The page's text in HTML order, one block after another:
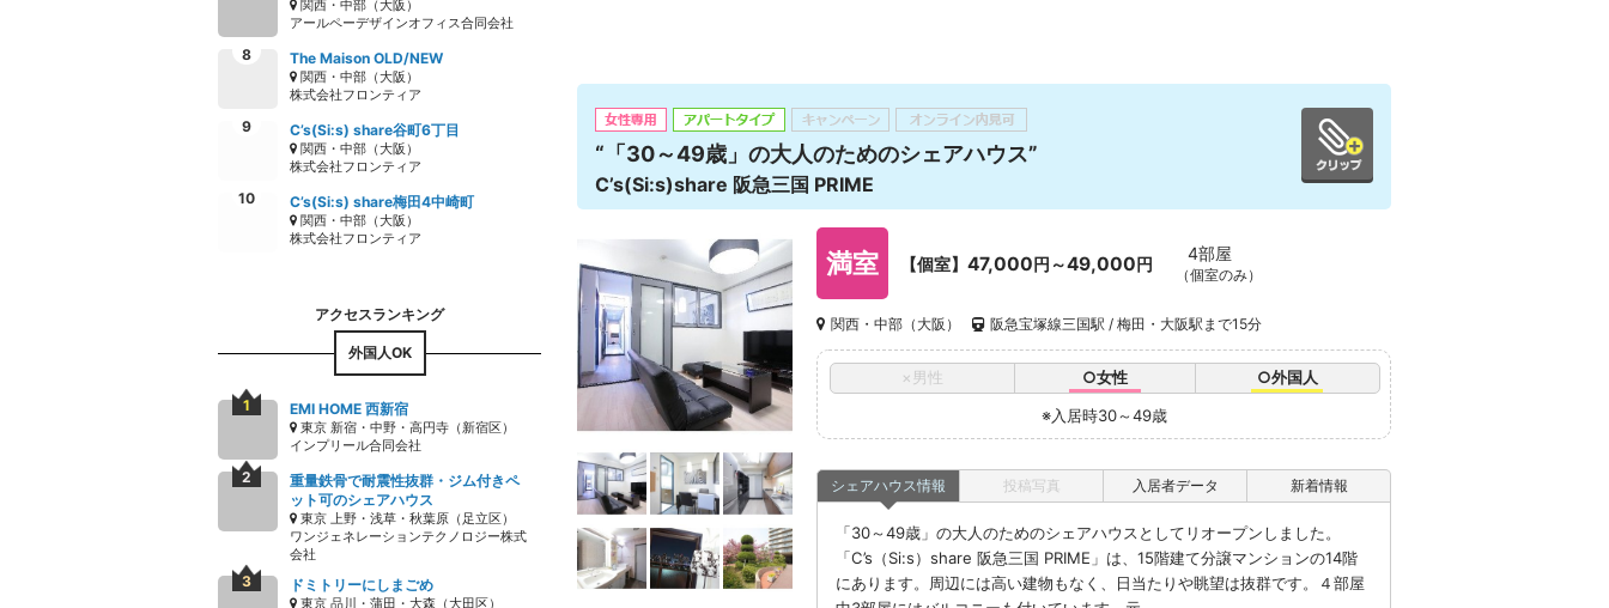
関西・中部（大阪）
アールペーデザインオフィス合同会社
The Maison OLD/NEW
関西・中部（大阪）
株式会社フロンティア
C’s(Si:s) share谷町6丁目
関西・中部（大阪）
株式会社フロンティア
C’s(Si:s) share梅田4中崎町
関西・中部（大阪）
株式会社フロンティア
外国人OK
EMI HOME 西新宿
東京 新宿・中野・高円寺（新宿区）
インプリール合同会社
重量鉄骨で耐震性抜群・ジム付きペ
ット可のシェアハウス
東京 上野・浅草・秋葉原（足立区）
ワンジェネレーションテクノロジー株式
会社
ドミトリーにしまごめ
東京 品川・蒲田・大森（大田区）
“「30～49歳」の大人のためのシェアハウス”
C’s(Si:s)share 阪急三国 PRIME
満室 【個室】 47,000円～49,000円 4部屋
（個室のみ）
関西・中部（大阪） 阪急宝塚線三国駅 / 梅田・大阪駅まで15分
×男性 ○女性
○外国人
※入居時30～49歳
シェアハウス情報
「30～49歳」の大人のためのシェアハウスとしてリオープンしました。
「C’s（Si:s）share 阪急三国 PRIME」は、15階建て分譲マンションの14階
にあります。周辺には高い建物もなく、日当たりや眺望は抜群です。４部屋
投稿写真 入居者データ 新着情報